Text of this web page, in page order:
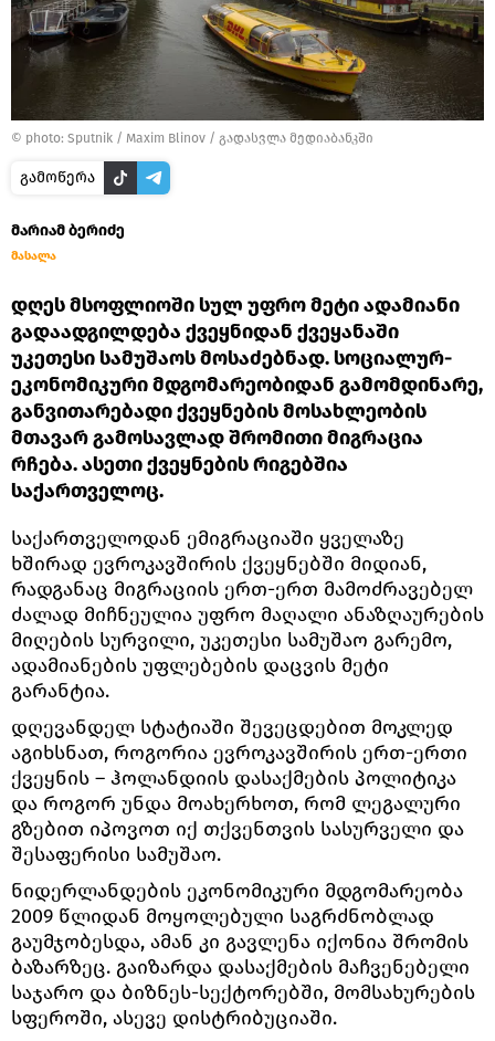
© photo: Sputnik / Maxim Blinov / გადასვლა მედიაბანკში
გამოწერა
მარიამ ბერიძე
მასალა
დღეს მსოფლიოში სულ უფრო მეტი ადამიანი
გადაადგილდება ქვეყნიდან ქვეყანაში
უკეთესი სამუშაოს მოსაძებნად. სოციალურ-
ეკონომიკური მდგომარეობიდან გამომდინარე,
განვითარებადი ქვეყნების მოსახლეობის
მთავარ გამოსავლად შრომითი მიგრაცია
რჩება. ასეთი ქვეყნების რიგებშია
საქართველოც.
საქართველოდან ემიგრაციაში ყველაზე
ხშირად ევროკავშირის ქვეყნებში მიდიან,
რადგანაც მიგრაციის ერთ-ერთ მამოძრავებელ
ძალად მიჩნეულია უფრო მაღალი ანაზღაურების
მიღების სურვილი, უკეთესი სამუშაო გარემო,
ადამიანების უფლებების დაცვის მეტი
გარანტია.
დღევანდელ სტატიაში შევეცდებით მოკლედ
აგიხსნათ, როგორია ევროკავშირის ერთ-ერთი
ქვეყნის – ჰოლანდიის დასაქმების პოლიტიკა
და როგორ უნდა მოახერხოთ, რომ ლეგალური
გზებით იპოვოთ იქ თქვენთვის სასურველი და
შესაფერისი სამუშაო.
ნიდერლანდების ეკონომიკური მდგომარეობა
2009 წლიდან მოყოლებული საგრძნობლად
გაუმჯობესდა, ამან კი გავლენა იქონია შრომის
ბაზარზეც. გაიზარდა დასაქმების მაჩვენებელი
საჯარო და ბიზნეს-სექტორებში, მომსახურების
სფეროში, ასევე დისტრიბუციაში.